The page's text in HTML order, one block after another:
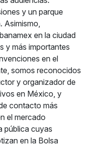
y un parque
Asimismo,
en la ciudad
y más importantes
en el
somos reconocidos
y organizador de
en México, y
contacto más
el mercado
pública cuyas
en la Bolsa